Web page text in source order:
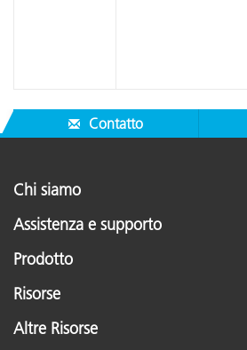
Contatto
Chi siamo
Assistenza e supporto
Prodotto
Risorse
Altre Risorse